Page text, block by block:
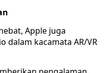
Apple juga
dalam kacamata AR/VR